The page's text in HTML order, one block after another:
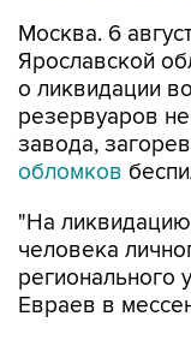
Москва. 6
Ярославской
о ликвидации
резервуаров
завода,
обломков
"На
человека
регионального
Евраев в